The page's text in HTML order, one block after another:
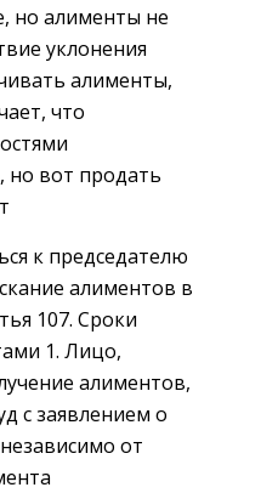
но алименты не
уклонения
алименты,
что
но вот продать
к председателю
алиментов в
107. Сроки
1. Лицо,
алиментов,
с заявлением о
от